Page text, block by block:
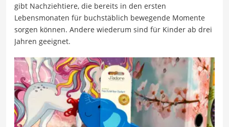
gibt Nachziehtiere, die bereits in den ersten
Lebensmonaten für buchstäblich bewegende Momente
sorgen können. Andere wiederum sind für Kinder ab drei
Jahren geeignet.